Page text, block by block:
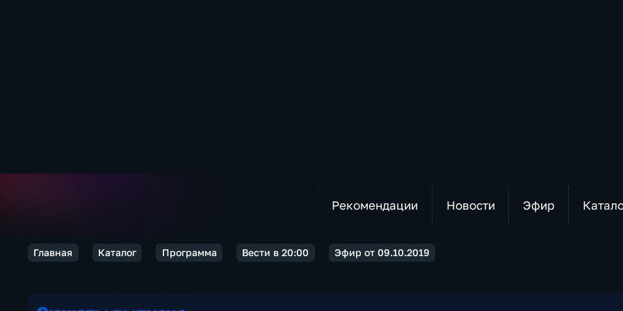
Рекомендации Новости Эфир
Главная Каталог Программа Вести в 20:00 Эфир от 09.10.2019